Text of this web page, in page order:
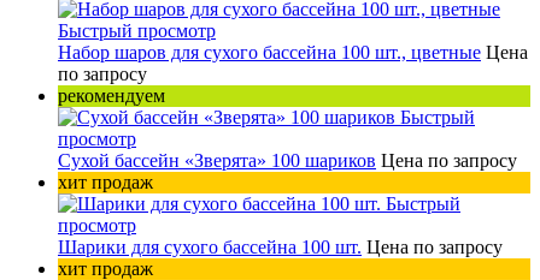
Быстрый просмотр
Набор шаров для сухого бассейна 100 шт., цветные Цена
по запросу
рекомендуем
Быстрый
просмотр
Сухой бассейн «Зверята» 100 шариков Цена по запросу
хит продаж
Быстрый
просмотр
Шарики для сухого бассейна 100 шт. Цена по запросу
хит продаж